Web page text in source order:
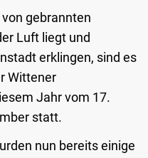
gebrannten
Luft liegt und
erklingen, sind es
Wittener
Jahr vom 17.
statt.
nun bereits einige